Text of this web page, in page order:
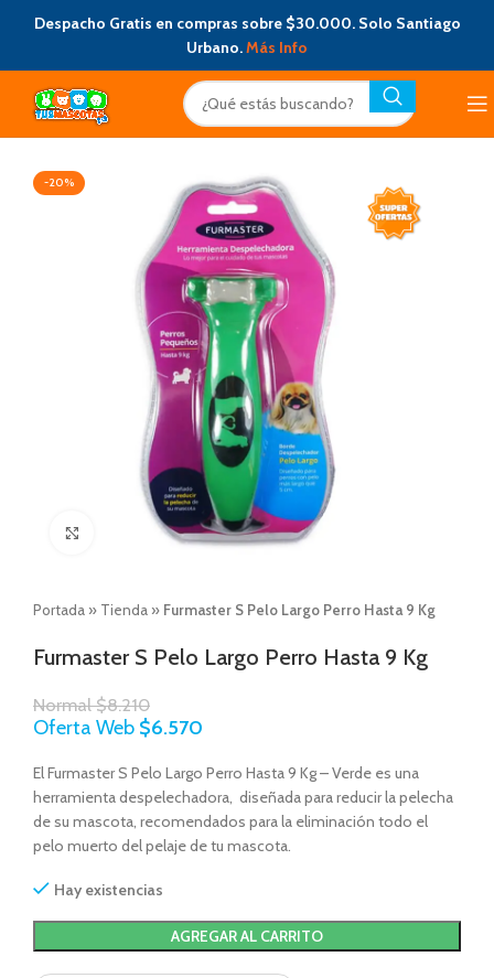
Despacho Gratis en compras sobre $30.000. Solo Santiago
Urbano.Más Info
-20%
Click to enlarge
Portada » Tienda » Furmaster S Pelo Largo Perro Hasta 9 Kg
Furmaster S Pelo Largo Perro Hasta 9 Kg
Normal$8.210
Oferta Web $6.570
El Furmaster S Pelo Largo Perro Hasta 9 Kg – Verde es una
herramienta despelechadora, diseñada para reducir la pelecha
de su mascota, recomendados para la eliminación todo el
pelo muerto del pelaje de tu mascota.
Hay existencias
AGREGAR AL CARRITO